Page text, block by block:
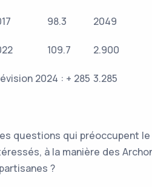
98.3 2049
109.7 2.900
2024 : + 285 3.285
questions qui préoccupent
à la manière des
?